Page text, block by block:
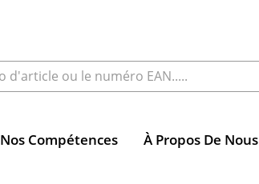
Nos Compétences
À Propos De Nous